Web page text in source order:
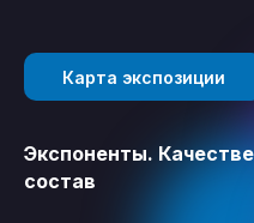
Карта экспозиции
Экспоненты.
состав